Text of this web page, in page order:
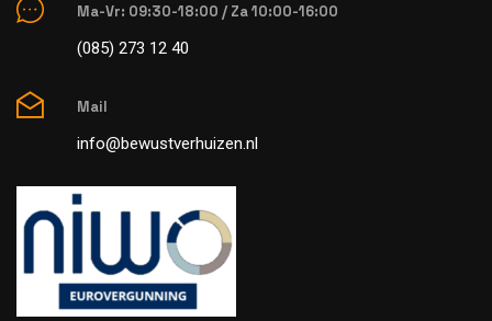
Ma-Vr: 09:30-18:00 / Za 10:00-16:00
(085) 273 12 40
Mail
info@bewustverhuizen.nl